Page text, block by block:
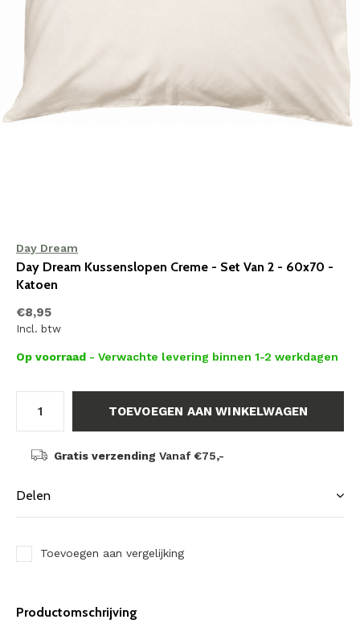
Day Dream
Day Dream Kussenslopen Creme - Set Van 2 - 60x70 -
Katoen
€8,95
Incl. btw
Op voorraad - Verwachte levering binnen 1-2 werkdagen
TOEVOEGEN AAN WINKELWAGEN
Gratis verzending Vanaf €75,-
Delen
Toevoegen aan vergelijking
Productomschrijving